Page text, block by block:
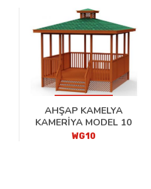
AHŞAP KAMELYA
KAMERİYA MODEL 10
WG10